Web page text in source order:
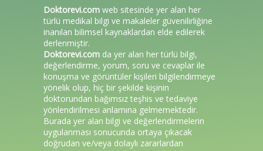
Doktorevi.comweb sitesinde yer alan her
türlü medikal bilgi ve makaleler güvenilirliğine
inanılan bilimsel kaynaklardan elde edilerek
derlenmiştir.
Doktorevi.comda yer alan her türlü bilgi,
değerlendirme, yorum, soru ve cevaplar ile
konuşma ve görüntüler kişileri bilgilendirmeye
yönelik olup, hiç bir şekilde kişinin
doktorundan bağımsız teşhis ve tedaviye
yönlendirilmesi anlamına gelmemektedir.
Burada yer alan bilgi ve değerlendirmelerin
uygulanması sonucunda ortaya çıkacak
doğrudan ve/veya dolaylı zararlardan